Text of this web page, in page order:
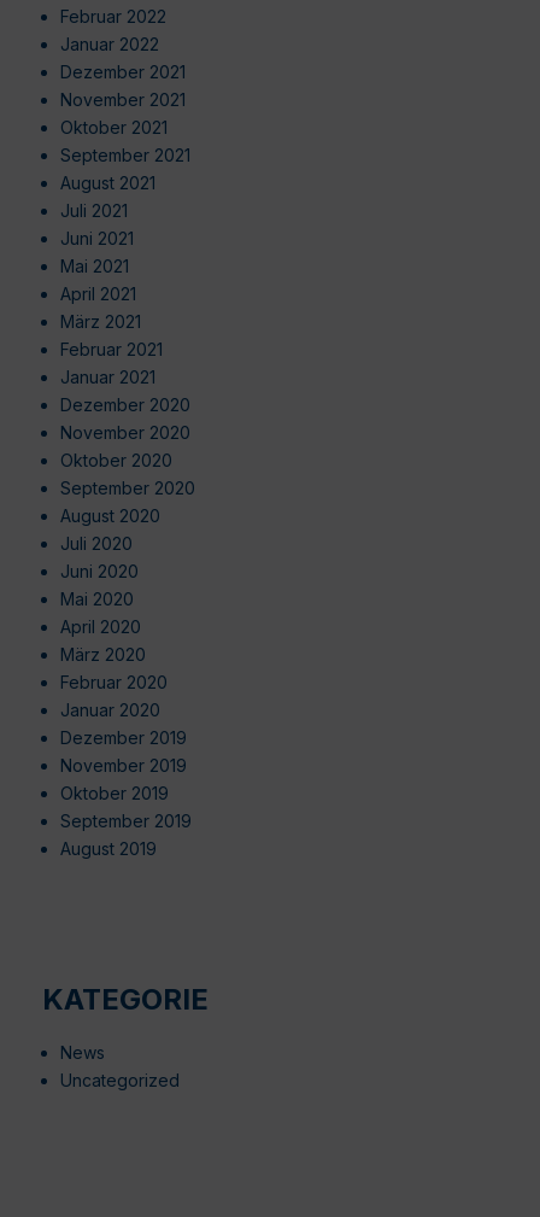
Februar 2022
Januar 2022
Dezember 2021
November 2021
Oktober 2021
September 2021
August 2021
Juli 2021
Juni 2021
Mai 2021
April 2021
März 2021
Februar 2021
Januar 2021
Dezember 2020
November 2020
Oktober 2020
September 2020
August 2020
Juli 2020
Juni 2020
Mai 2020
April 2020
März 2020
Februar 2020
Januar 2020
Dezember 2019
November 2019
Oktober 2019
September 2019
August 2019
KATEGORIE
News
Uncategorized